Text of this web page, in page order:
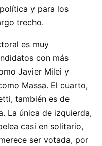
y para los
trecho.
es muy
con más
Javier Milei y
Massa. El cuarto,
también es de
La única de izquierda,
casi en solitario,
ser votada, por